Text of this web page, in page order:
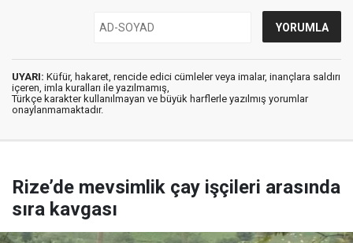
UYARI: Küfür, hakaret, rencide edici cümleler veya imalar, inançlara saldırı
içeren, imla kuralları ile yazılmamış,
Türkçe karakter kullanılmayan ve büyük harflerle yazılmış yorumlar
onaylanmamaktadır.
Rize’de mevsimlik çay işçileri arasında
sıra kavgası